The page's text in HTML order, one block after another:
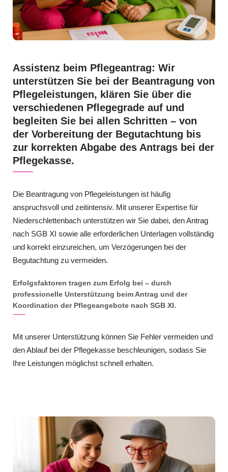
Assistenz beim Pflegeantrag: Wir
unterstützen Sie bei der Beantragung von
Pflegeleistungen, klären Sie über die
verschiedenen Pflegegrade auf und
begleiten Sie bei allen Schritten – von
der Vorbereitung der Begutachtung bis
zur korrekten Abgabe des Antrags bei der
Pflegekasse.
Die Beantragung von Pflegeleistungen ist häufig
anspruchsvoll und zeitintensiv. Mit unserer Expertise für
Niederschlettenbach unterstützen wir Sie dabei, den Antrag
nach SGB XI sowie alle erforderlichen Unterlagen vollständig
und korrekt einzureichen, um Verzögerungen bei der
Begutachtung zu vermeiden.
Erfolgsfaktoren tragen zum Erfolg bei – durch
professionelle Unterstützung beim Antrag und der
Koordination der Pflegeangebote nach SGB XI.
Mit unserer Unterstützung können Sie Fehler vermeiden und
den Ablauf bei der Pflegekasse beschleunigen, sodass Sie
Ihre Leistungen möglichst schnell erhalten.